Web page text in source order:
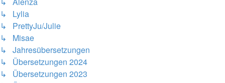
↳ Lylia
↳ PrettyJu/Julie
↳ Misae
↳ Jahresübersetzungen
↳ Übersetzungen 2024
↳ Übersetzungen 2023